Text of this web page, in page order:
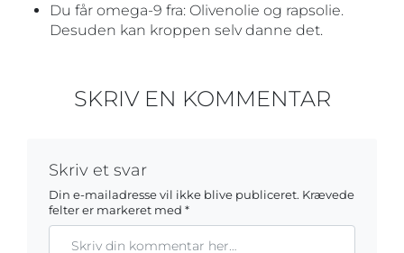
Du får omega-9 fra: Olivenolie og rapsolie.
Desuden kan kroppen selv danne det.
SKRIV EN KOMMENTAR
Skriv et svar
Din e-mailadresse vil ikke blive publiceret. Krævede
felter er markeret med *